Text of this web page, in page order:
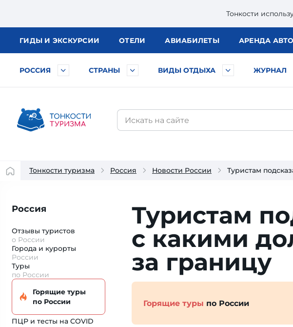
Тонкости
ГИДЫ И ЭКСКУРСИИ ОТЕЛИ АВИАБИЛЕТЫ АРЕНДА АВТО
РОССИЯ СТРАНЫ ВИДЫ ОТДЫХА ЖУРНАЛ
Тонкости туризма Россия Новости России Туристам
Россия
Отзывы туристов
о России
Города и курорты
России
Туры
по России
Горящие туры
по России
ПЦР и тесты на COVID
Туристам
с какими
за границу
Горящие туры по России